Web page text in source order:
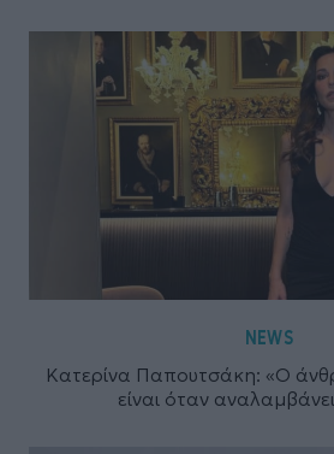
NEWS
Κατερίνα Παπουτσάκη: «Ο
είναι όταν